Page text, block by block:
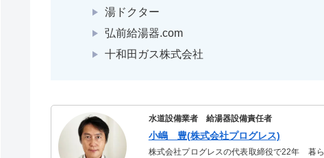
湯ドクター
弘前給湯器.com
十和田ガス株式会社
水道設備業者 給湯器設備責任者
小嶋 豊(株式会社プログレス)
株式会社プログレスの代表取締役で22年 暮